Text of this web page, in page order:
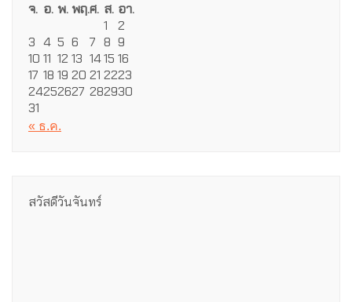
จ. อ. พ.พฤ.ศ. ส. อา.
1
2
3 4 5 6 7 8 9
10 11 12 13 1415 16
17 18 19 20 21 2223
24252627 282930
31
« ธ.ค.
สวัสดีวันจันทร์